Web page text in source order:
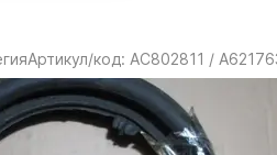
Артикул/код: AC802811 /